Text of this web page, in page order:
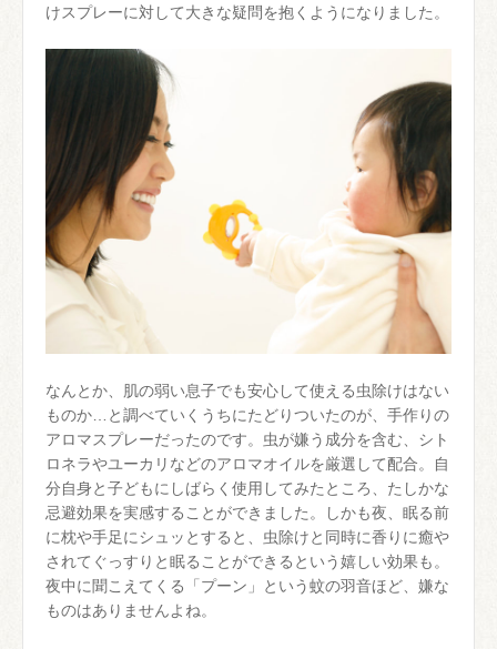
けスプレーに対して大きな疑問を抱くようになりました。
なんとか、肌の弱い息子でも安心して使える虫除けはない
ものか…と調べていくうちにたどりついたのが、手作りの
アロマスプレーだったのです。虫が嫌う成分を含む、シト
ロネラやユーカリなどのアロマオイルを厳選して配合。自
分自身と子どもにしばらく使用してみたところ、たしかな
忌避効果を実感することができました。しかも夜、眠る前
に枕や手足にシュッとすると、虫除けと同時に香りに癒や
されてぐっすりと眠ることができるという嬉しい効果も。
夜中に聞こえてくる「プーン」という蚊の羽音ほど、嫌な
ものはありませんよね。